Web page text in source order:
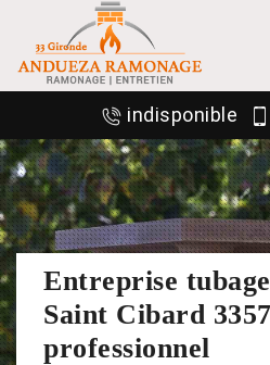
indisponible
Entreprise
Saint Cibard
professionnel